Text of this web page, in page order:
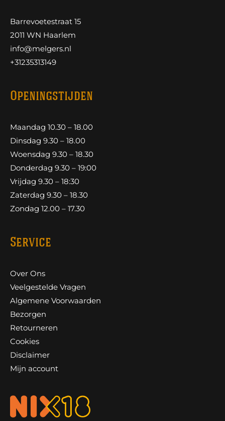
Barrevoetestraat 15
2011 WN Haarlem
info@melgers.nl
+31235313149
Openingstijden
Maandag 10.30 – 18.00
Dinsdag 9.30 – 18.00
Woensdag 9.30 – 18.30
Donderdag 9.30 – 19:00
Vrijdag 9.30 – 18:30
Zaterdag 9.30 – 18.30
Zondag 12.00 – 17.30
Service
Over Ons
Veelgestelde Vragen
Algemene Voorwaarden
Bezorgen
Retourneren
Cookies
Disclaimer
Mijn account